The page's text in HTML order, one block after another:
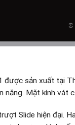
được sản xuất tại
năng. Mặt kính vát
Slide hiện đại.